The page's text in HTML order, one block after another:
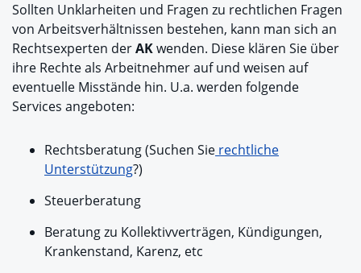
Sollten Unklarheiten und Fragen zu rechtlichen Fragen
von Arbeitsverhältnissen bestehen, kann man sich an
Rechtsexperten derAKwenden. Diese klären Sie über
ihre Rechte als Arbeitnehmer auf und weisen auf
eventuelle Misstände hin. U.a. werden folgende
Services angeboten:
Rechtsberatung (Suchen Sie rechtliche
Unterstützung?)
Steuerberatung
Beratung zu Kollektivverträgen, Kündigungen,
Krankenstand, Karenz, etc